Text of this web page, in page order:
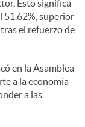
Esto significa
51,62%, superior
el refuerzo de
en la Asamblea
a la economía
a las